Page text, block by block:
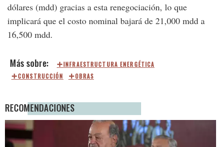
dólares (mdd) gracias a esta renegociación, lo que
implicará que el costo nominal bajará de 21,000 mdd a
16,500 mdd.
INFRAESTRUCTURA ENERGÉTICA
CONSTRUCCIÓN
OBRAS
RECOMENDACIONES